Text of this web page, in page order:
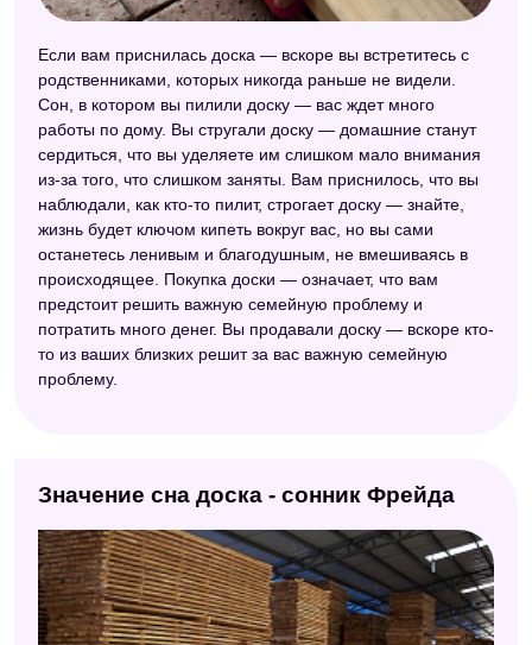
Если вам приснилась доска — вскоре вы встретитесь с
родственниками, которых никогда раньше не видели.
Сон, в котором вы пилили доску — вас ждет много
работы по дому. Вы стругали доску — домашние станут
сердиться, что вы уделяете им слишком мало внимания
из-за того, что слишком заняты. Вам приснилось, что вы
наблюдали, как кто-то пилит, строгает доску — знайте,
жизнь будет ключом кипеть вокруг вас, но вы сами
останетесь ленивым и благодушным, не вмешиваясь в
происходящее. Покупка доски — означает, что вам
предстоит решить важную семейную проблему и
потратить много денег. Вы продавали доску — вскоре кто-
то из ваших близких решит за вас важную семейную
проблему.
Значение сна доска - сонник Фрейда